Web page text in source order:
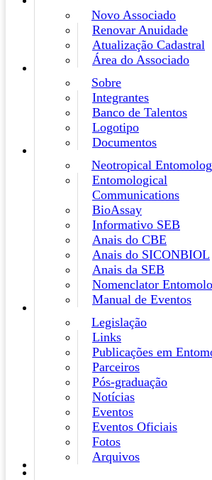
Novo Associado
Renovar Anuidade
Atualização Cadastral
Área do Associado
Sobre
Integrantes
Banco de Talentos
Logotipo
Documentos
Neotropical
Entomological
Communications
BioAssay
Informativo SEB
Anais do CBE
Anais do SICONBIOL
Anais da SEB
Nomenclator
Manual de Eventos
Legislação
Links
Publicações em
Parceiros
Pós-graduação
Notícias
Eventos
Eventos Oficiais
Fotos
Arquivos